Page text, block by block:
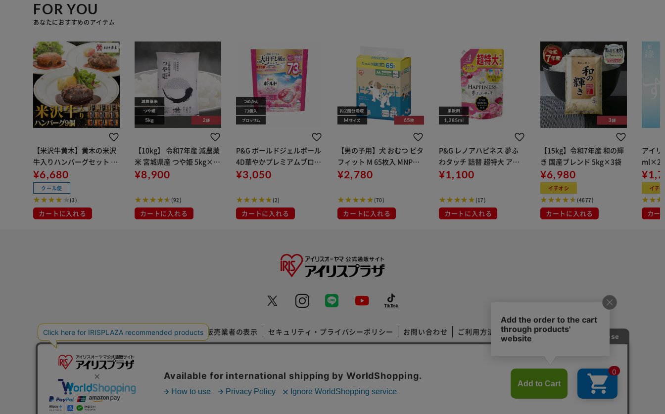
FOR YOU
あなたにおすすめのアイテム
【米沢牛黄木】黄木の米沢
牛入りハンバーグセット 9
個 YH60J 【代引き不可】
¥6,680
クール便
(3)
カートに入れる
【10kg】 令和7年産 減農薬
米 宮城県産 つや姫 5kg×2
【時間指定不可】【代引き
¥8,900
(92)
カートに入れる
P&G ボールドジェルボール
4D華やかプレミアムブロッ
サムの香り つめかえ超メガ
ブロッサム
¥3,050
(2)
カートに入れる
【男の子用】犬 おむつ ピタ
フィット M 65枚入 MNPD-
M65 犬 おむつ
¥2,780
(70)
カートに入れる
P&G レノアハピネス 夢ふ
わタッチ 詰替 超特大 アン
ティークローズ 1285ml
¥1,100
(17)
カートに入れる
【15kg】令和7年産 和の輝
き 国産ブレンド 5kg×3袋
¥6,980
イチオシ
(4677)
カートに入れる
アイリ
ml×24
用
イチ
カー
特定商取引法に基づく通信販売業者の表示 セキュリティ・プライバシーポリシー お問い合わせ ご利用方法 ご利用規約